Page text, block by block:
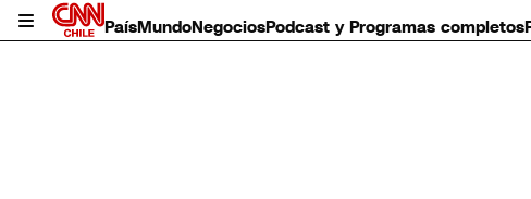
PaísMundoNegociosPodcast y Programas completos